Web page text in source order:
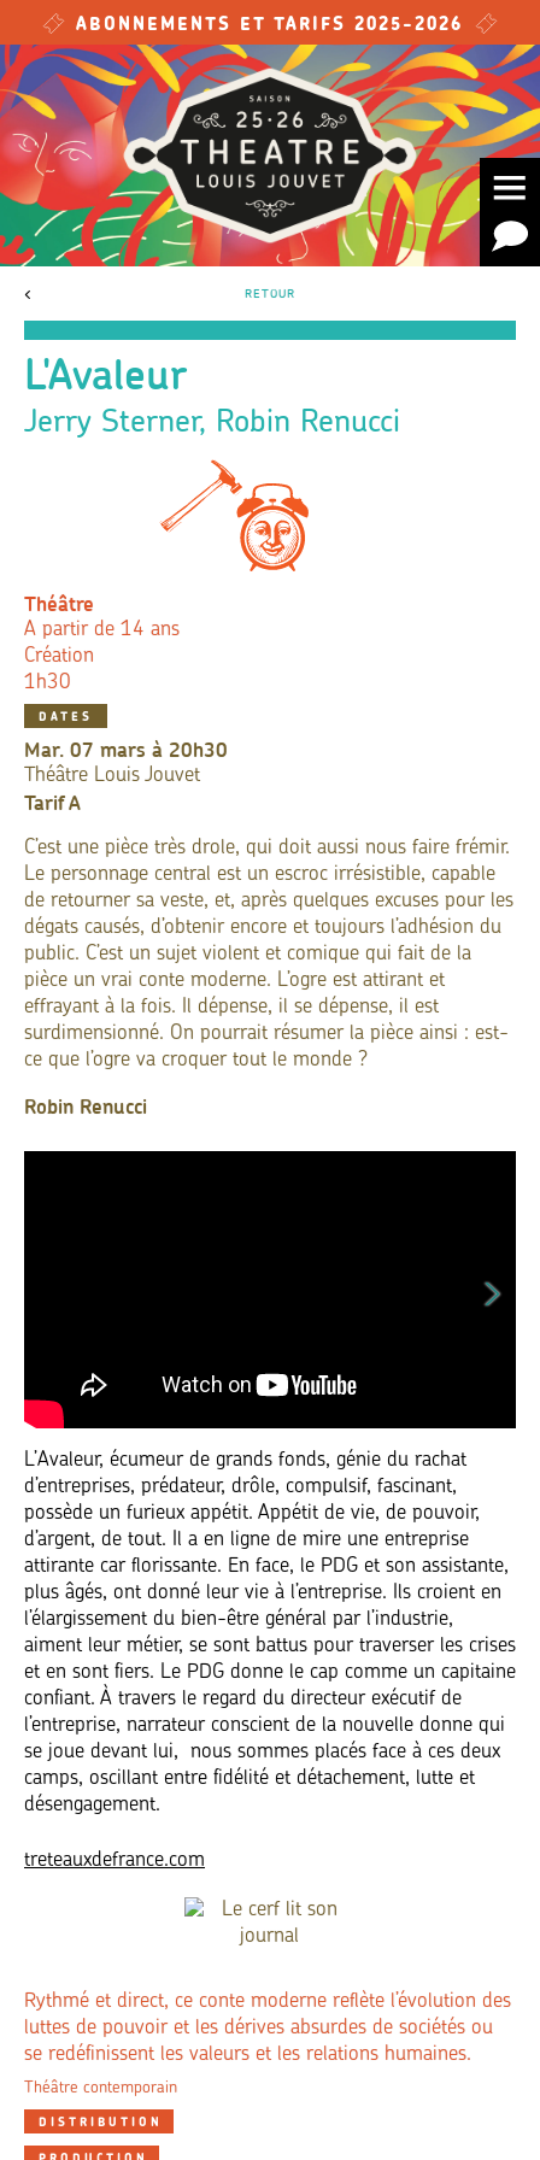
Skip to main content
ABONNEMENTS ET TARIFS 2025-2026
< RETOUR
L'Avaleur
Jerry Sterner, Robin Renucci
Théâtre
A partir de 14 ans
Création
1h30
DATES
mar. 07 mars à 20h30
Théâtre Louis Jouvet
TarifA
C’est une pièce très drole, qui doit aussi nous faire frémir.
Le personnage central est un escroc irrésistible, capable
de retourner sa veste, et, après quelques excuses pour les
dégats causés, d’obtenir encore et toujours l’adhésion du
public. C’est un sujet violent et comique qui fait de la
pièce un vrai conte moderne. L’ogre est attirant et
effrayant à la fois. Il dépense, il se dépense, il est
surdimensionné. On pourrait résumer la pièce ainsi : est-
ce que l’ogre va croquer tout le monde ?
Robin Renucci
L’Avaleur, écumeur de grands fonds, génie du rachat
d’entreprises, prédateur, drôle, compulsif, fascinant,
possède un furieux appétit. Appétit de vie, de pouvoir,
d’argent, de tout. Il a en ligne de mire une entreprise
attirante car florissante. En face, le PDG et son assistante,
plus âgés, ont donné leur vie à l’entreprise. Ils croient en
l’élargissement du bien-être général par l’industrie,
aiment leur métier, se sont battus pour traverser les crises
et en sont fiers. Le PDG donne le cap comme un capitaine
confiant. À travers le regard du directeur exécutif de
l’entreprise, narrateur conscient de la nouvelle donne qui
se joue devant lui, nous sommes placés face à ces deux
camps, oscillant entre fidélité et détachement, lutte et
désengagement.
treteauxdefrance.com
Rythmé et direct, ce conte moderne reflète l’évolution des
luttes de pouvoir et les dérives absurdes de sociétés ou
se redéfinissent les valeurs et les relations humaines.
Théâtre contemporain
DISTRIBUTION